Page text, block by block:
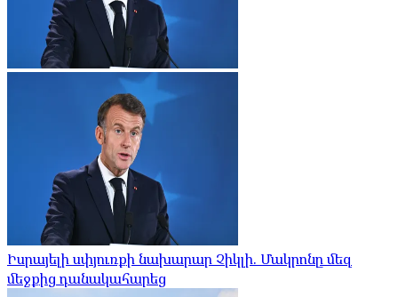
Իսրայելի սփյուռքի նախարար Չիկլի. Մակրոնը մեզ
մեջքից դանակահարեց